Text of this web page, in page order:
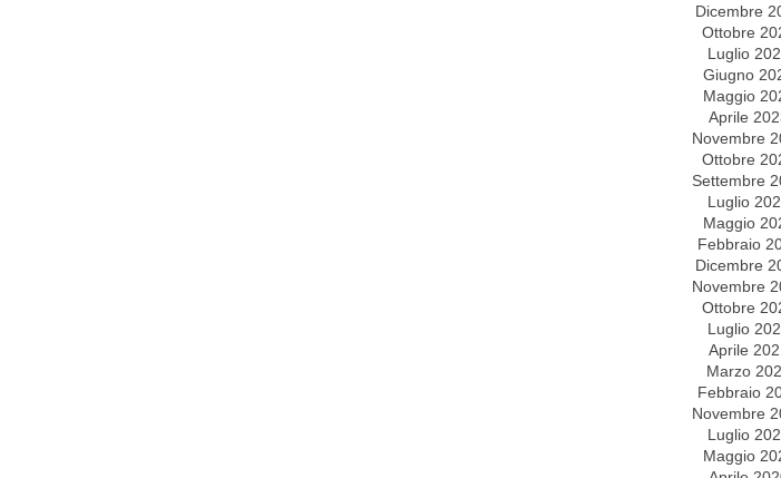
Dicembre
Ottobre
Luglio
Giugno
Maggio
Aprile
Novembre
Ottobre
Settembre
Luglio
Maggio
Febbraio
Dicembre
Novembre
Ottobre
Luglio
Aprile
Marzo
Febbraio
Novembre
Luglio
Maggio